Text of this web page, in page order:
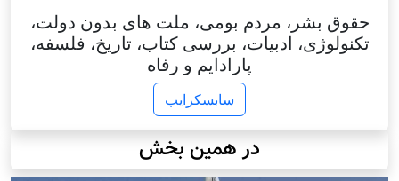
حقوق بشر، مردم بومی، ملت های بدون دولت،
تکنولوژی، ادبیات، بررسی کتاب، تاریخ، فلسفه،
پارادایم و رفاه
سابسکرایب
در همین بخش